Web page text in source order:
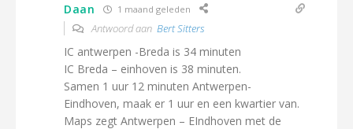
Daan 1 maand geleden
Antwoord aan Bert Sitters
IC antwerpen -Breda is 34 minuten
IC Breda – einhoven is 38 minuten.
Samen 1 uur 12 minuten Antwerpen-
Eindhoven, maak er 1 uur en een kwartier van.
Maps zegt Antwerpen – EIndhoven met de